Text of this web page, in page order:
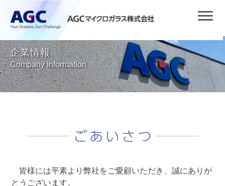
企業情報
Company Information
皆様には平素より弊社をご愛顧いただき、誠にありが
とうございます。